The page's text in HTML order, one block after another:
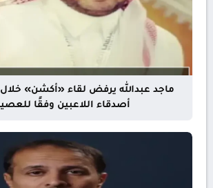
ماجد عبدالله يرفض لقاء «أكشن»
أصدقاء اللاعبين وفقًا